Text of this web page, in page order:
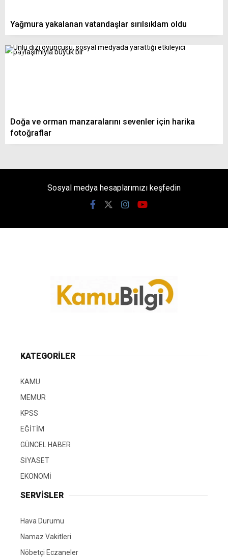
Yağmura yakalanan vatandaşlar sırılsıklam oldu
Doğa ve orman manzaralarını sevenler için harika
fotoğraflar
Sosyal medya hesaplarımızı keşfedin
KATEGORİLER
KAMU
MEMUR
KPSS
EĞİTİM
GÜNCEL HABER
SİYASET
EKONOMİ
SERVİSLER
Hava Durumu
Namaz Vakitleri
Nöbetçi Eczaneler